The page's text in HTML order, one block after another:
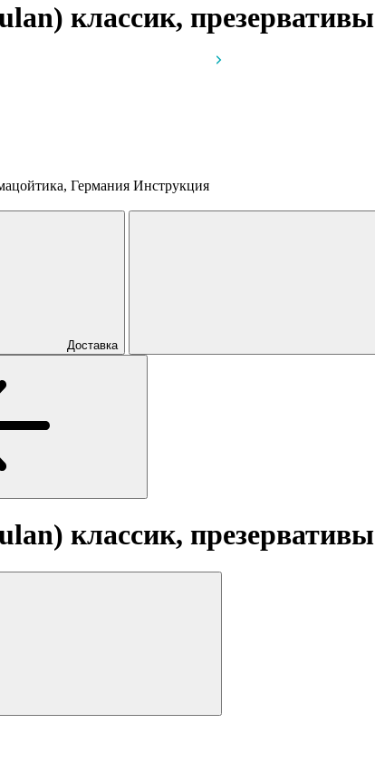
классик, презервативы
Германия Инструкция
Доставка
классик, презервативы